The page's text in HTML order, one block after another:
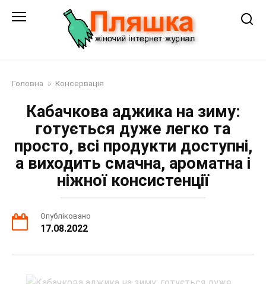
Головна » Консервація
Кабачкова аджика на зиму:
готується дуже легко та
просто, всі продукти доступні,
а виходить смачна, ароматна і
ніжної консистенції
Опубліковано
17.08.2022